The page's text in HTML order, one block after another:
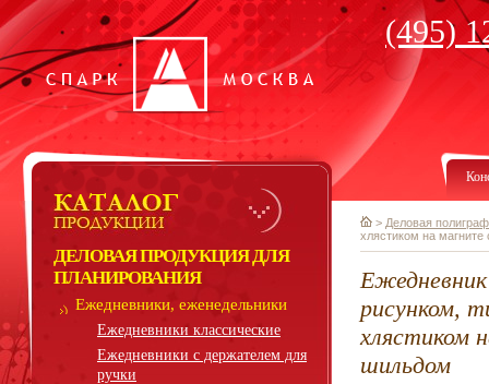
(495)
ДЕЛОВАЯ ПРОДУКЦИЯ ДЛЯ
ПЛАНИРОВАНИЯ
Ежедневники, еженедельники
Ежедневники классические
Ежедневники с держателем для
ручки
> Деловая
хлястиком на
рисунком,
хлястиком
шильдом